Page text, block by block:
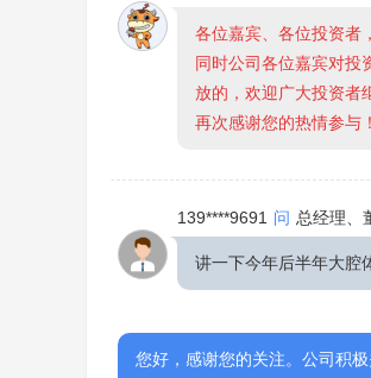
各位嘉宾、各位投资者
同时公司各位嘉宾对投
放的，欢迎广大投资者
再次感谢您的热情参与
139****9691 问 总经理、
讲一下今年后半年大腔
您好，感谢您的关注。公司积